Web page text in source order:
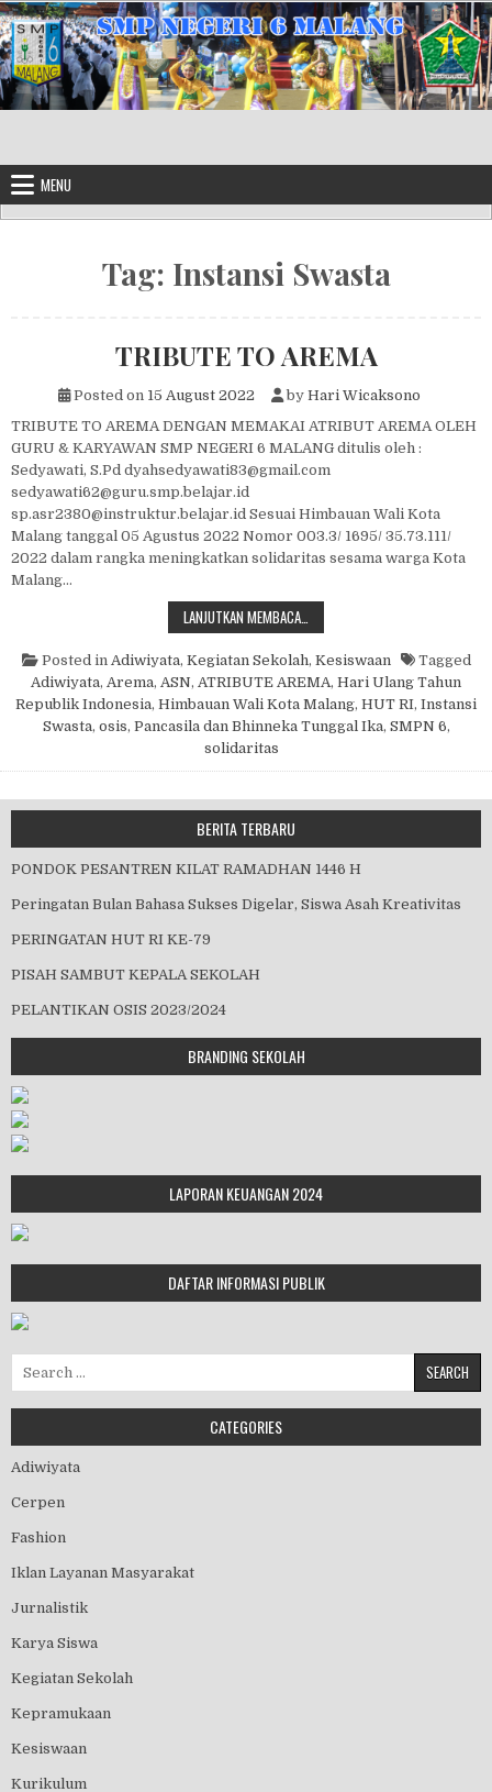
Skip to content
MENU
Tag: Instansi Swasta
TRIBUTE TO AREMA
Posted on 15 August 2022 by Hari Wicaksono
TRIBUTE TO AREMA DENGAN MEMAKAI ATRIBUT AREMA OLEH
GURU & KARYAWAN SMP NEGERI 6 MALANG ditulis oleh :
Sedyawati, S.Pd dyahsedyawati83@gmail.com
sedyawati62@guru.smp.belajar.id
sp.asr2380@instruktur.belajar.id Sesuai Himbauan Wali Kota
Malang tanggal 05 Agustus 2022 Nomor 003.3/ 1695/ 35.73.111/
2022 dalam rangka meningkatkan solidaritas sesama warga Kota
Malang…
LANJUTKAN MEMBACA…
Posted in Adiwiyata, Kegiatan Sekolah, Kesiswaan
Tagged
Adiwiyata, Arema, ASN, ATRIBUTE AREMA, Hari Ulang Tahun
Republik Indonesia, Himbauan Wali Kota Malang, HUT RI, Instansi
Swasta, osis, Pancasila dan Bhinneka Tunggal Ika, SMPN 6,
solidaritas
BERITA TERBARU
PONDOK PESANTREN KILAT RAMADHAN 1446 H
Peringatan Bulan Bahasa Sukses Digelar, Siswa Asah Kreativitas
PERINGATAN HUT RI KE-79
PISAH SAMBUT KEPALA SEKOLAH
PELANTIKAN OSIS 2023/2024
BRANDING SEKOLAH
LAPORAN KEUANGAN 2024
DAFTAR INFORMASI PUBLIK
CATEGORIES
Adiwiyata
Cerpen
Fashion
Iklan Layanan Masyarakat
Jurnalistik
Karya Siswa
Kegiatan Sekolah
Kepramukaan
Kesiswaan
Kurikulum